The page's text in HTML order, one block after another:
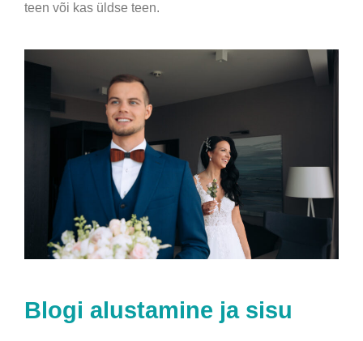
teen või kas üldse teen.
Blogi alustamine ja sisu